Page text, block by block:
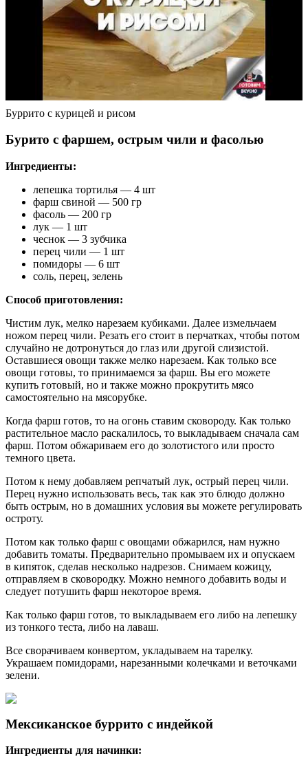
Буррито с курицей и рисом
Бурито с фаршем, острым чили и фасолью
Ингредиенты:
лепешка тортилья — 4 шт
фарш свиной — 500 гр
фасоль — 200 гр
лук — 1 шт
чеснок — 3 зубчика
перец чили — 1 шт
помидоры — 6 шт
соль, перец, зелень
Способ приготовления:
Чистим лук, мелко нарезаем кубиками. Далее измельчаем
ножом перец чили. Резать его стоит в перчатках, чтобы потом
случайно не дотронуться до глаз или другой слизистой.
Оставшиеся овощи также мелко нарезаем. Как только все
овощи готовы, то принимаемся за фарш. Вы его можете
купить готовый, но и также можно прокрутить мясо
самостоятельно на мясорубке.
Когда фарш готов, то на огонь ставим сковороду. Как только
растительное масло раскалилось, то выкладываем сначала сам
фарш. Потом обжариваем его до золотистого или просто
темного цвета.
Потом к нему добавляем репчатый лук, острый перец чили.
Перец нужно использовать весь, так как это блюдо должно
быть острым, но в домашних условия вы можете регулировать
остроту.
Потом как только фарш с овощами обжарился, нам нужно
добавить томаты. Предварительно промываем их и опускаем
в кипяток, сделав несколько надрезов. Снимаем кожицу,
отправляем в сковородку. Можно немного добавить воды и
следует потушить фарш некоторое время.
Как только фарш готов, то выкладываем его либо на лепешку
из тонкого теста, либо на лаваш.
Все сворачиваем конвертом, укладываем на тарелку.
Украшаем помидорами, нарезанными колечками и веточками
зелени.
Мексиканское буррито с индейкой
Ингредиенты для начинки: